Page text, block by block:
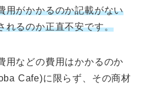
用がかかるのか記載がない
れるのか正直不安です。
用などの費用はかかるのか
Cafe)に限らず、その商材